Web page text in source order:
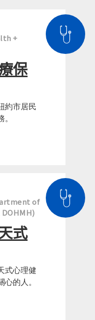
+
保
約市居民
of
式
式心理健
的人。